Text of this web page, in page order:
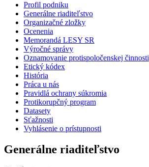
Profil podniku
Generálne riaditeľstvo
Organizačné zložky
Ocenenia
Memorandá LESY SR
Výročné správy
Oznamovanie protispoločenskej činnosti
Etický kódex
História
Práca u nás
Pravidlá ochrany súkromia
Protikorupčný program
Datasety
Sťažnosti
Vyhlásenie o prístupnosti
Generálne riaditeľstvo